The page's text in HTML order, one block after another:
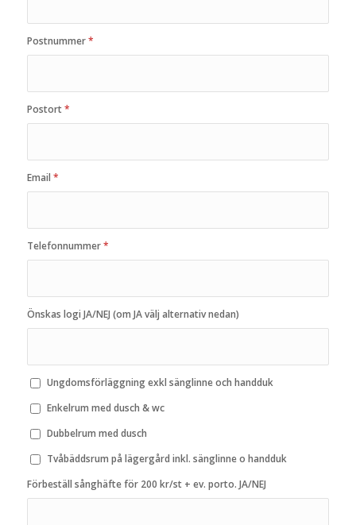
Postnummer*
Postort*
Email *
Telefonnummer*
Önskas logi JA/NEJ (om JA välj alternativ nedan)
Ungdomsförläggning exkl sänglinne och handduk
Enkelrum med dusch & wc
Dubbelrum med dusch
Tvåbäddsrum på lägergård inkl. sänglinne o handduk
Förbeställ sånghäfte för 200 kr/st + ev. porto. JA/NEJ